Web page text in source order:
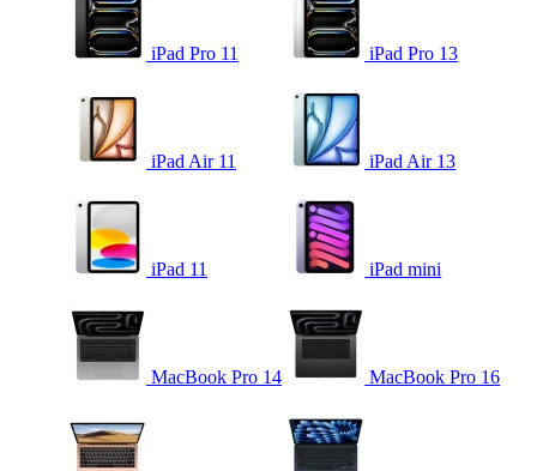
iPad Pro 11 iPad Pro 13
iPad Air 11 iPad Air 13
iPad 11 iPad mini
MacBook Pro 14 MacBook Pro 16